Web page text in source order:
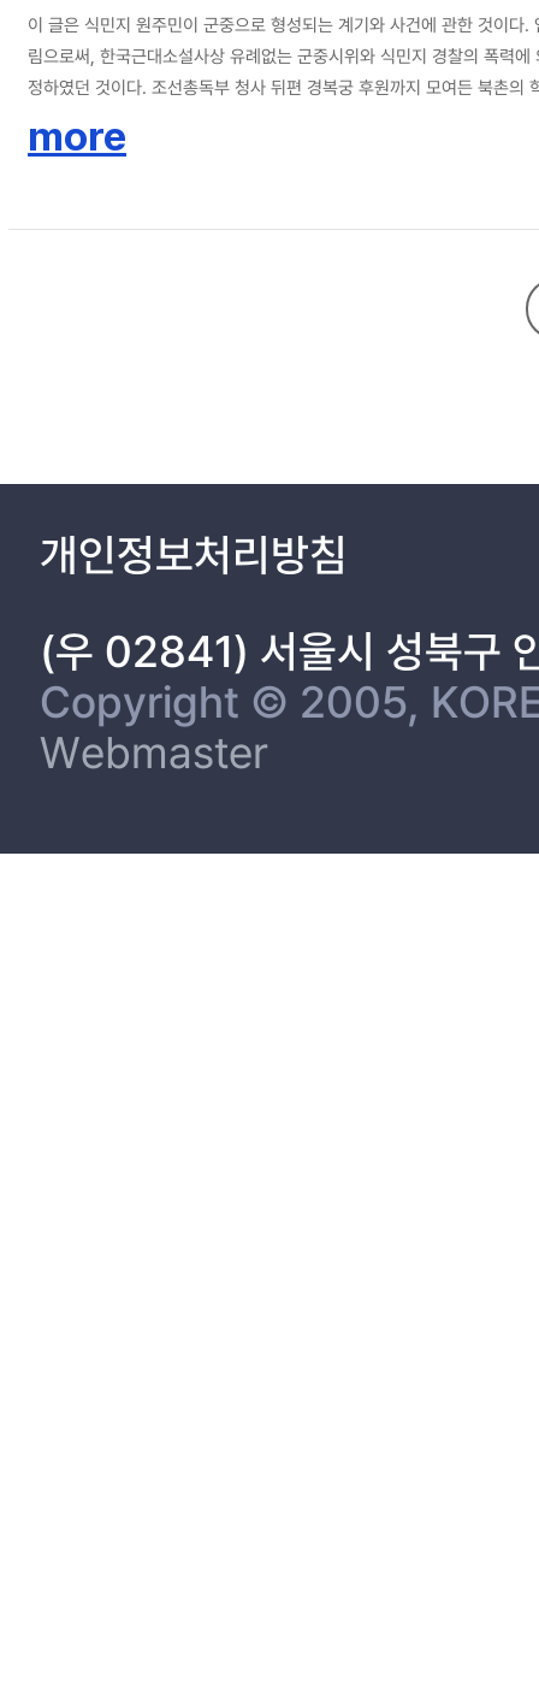
이 글은 식민지 원주민이 군중으로 형성되는 계기와 사건에 관한 것이다
림으로써, 한국근대소설사상 유례없는 군중시위와 식민지 경찰의 폭력
정하였던 것이다. 조선총독부 청사 뒤편 경복궁 후원까지 모여든 북촌
수용소로 화할 수 있음을 극장과 학교에 갇힌 군중들을 통해 제시했다.
more
개인정보처리방침
(우 02841) 서울시 성북구
Copyright © 2005,
Webmaster